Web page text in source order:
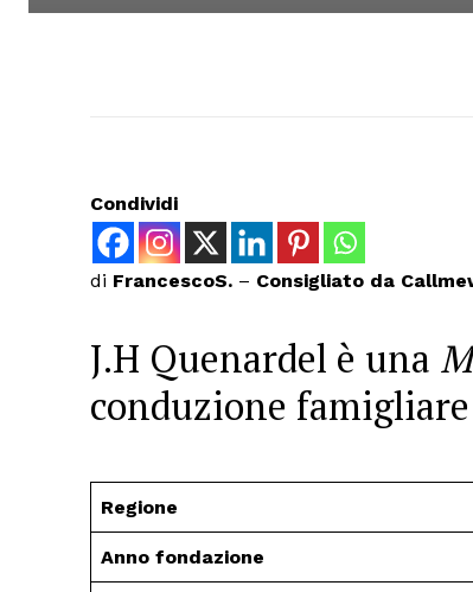
Condividi
di FrancescoS. – Consigliato da
J.H Quenardel è una
conduzione famigliare
Regione
Anno fondazione